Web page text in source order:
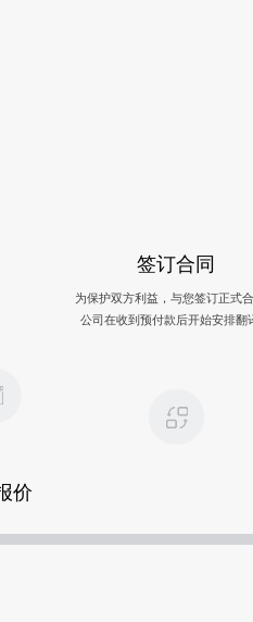
价
签订合同
为保护双方利益，与您签订正式
公司在收到预付款后开始安排翻